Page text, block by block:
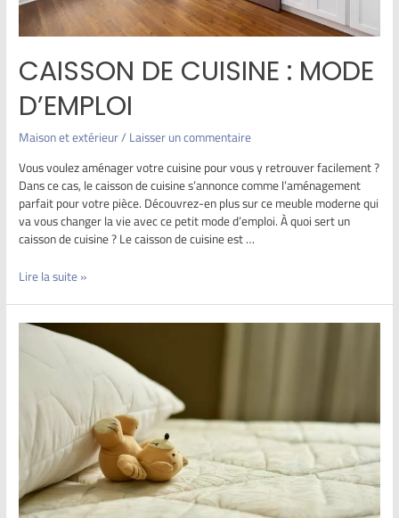
CAISSON DE CUISINE : MODE
D’EMPLOI
Maison et extérieur/Laisser un commentaire
Vous voulez aménager votre cuisine pour vous y retrouver facilement ?
Dans ce cas, le caisson de cuisine s’annonce comme l’aménagement
parfait pour votre pièce. Découvrez-en plus sur ce meuble moderne qui
va vous changer la vie avec ce petit mode d’emploi. À quoi sert un
caisson de cuisine ? Le caisson de cuisine est …
Lire la suite »